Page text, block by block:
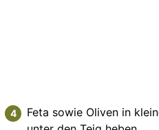
Feta sowie Oliven in